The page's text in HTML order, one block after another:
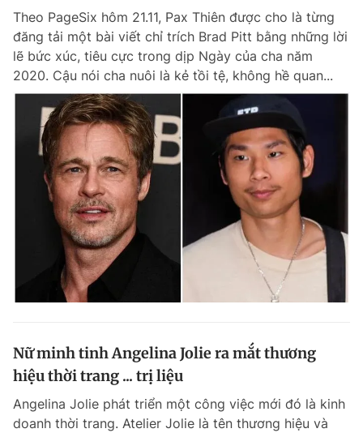
Theo PageSix hôm 21.11, Pax Thiên được cho là từng
đăng tải một bài viết chỉ trích Brad Pitt bằng những lời
lẽ bức xúc, tiêu cực trong dịp Ngày của cha năm
2020. Cậu nói cha nuôi là kẻ tồi tệ, không hề quan...
Nữ minh tinh Angelina Jolie ra mắt thương
hiệu thời trang ... trị liệu
Angelina Jolie phát triển một công việc mới đó là kinh
doanh thời trang. Atelier Jolie là tên thương hiệu và